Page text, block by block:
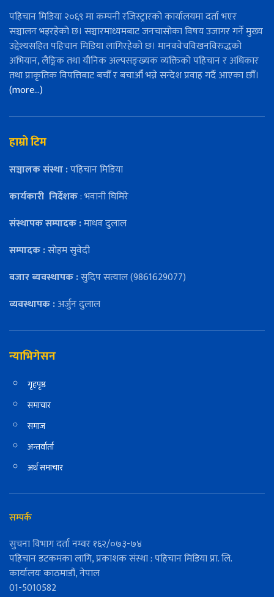
पहिचान मिडिया २०६९ मा कम्पनी रजिस्ट्रारको कार्यालयमा दर्ता भएर
सञ्चालन भइरहेको छ। सञ्चारमाध्यमबाट जनचासोका विषय उजागर गर्ने मुख्य
उद्देश्यसहित पहिचान मिडिया लागिरहेको छ। मानववेचविखनविरुद्धको
अभियान, लैङ्गिक तथा यौनिक अल्पसङ्ख्यक व्यक्तिको पहिचान र अधिकार
तथा प्राकृतिक विपत्तिबाट बचौँ र बचाऔँ भन्ने सन्देश प्रवाह गर्दै आएका छौँ।
(more…)
हाम्रो टिम
सञ्चालक संस्था :पहिचान मिडिया
कार्यकारी निर्देशक: भवानी घिमिरे
संस्थापक सम्पादक :माधव दुलाल
सम्पादक :सोहम सुवेदी
बजार ब्यवस्थापक :सुदिप सत्याल (9861629077)
व्यवस्थापक :अर्जुन दुलाल
न्याभिगेसन
गृहपृष्ठ
समाचार
समाज
अन्तर्वार्ता
अर्थ समाचार
सम्पर्क
सुचना विभाग दर्ता नम्वर १६२/०७३-७४
पहिचान डटकमका लागि, प्रकाशक संस्था : पहिचान मिडिया प्रा. लि.
कार्यालयः काठमाडौं, नेपाल
01-5010582